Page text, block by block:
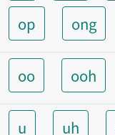
op
ong
oo ooh
u uh